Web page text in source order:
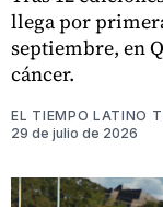
llega por
septiembre, en
cáncer.
EL TIEMPO LATINO
29 de julio de 2026